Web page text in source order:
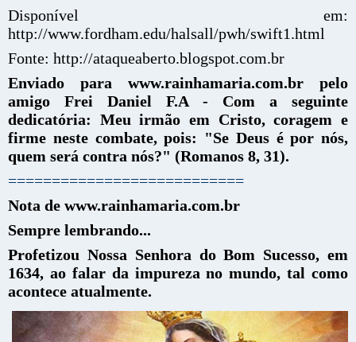
Disponível em:
http://www.fordham.edu/halsall/pwh/swift1.html
Fonte: http://ataqueaberto.blogspot.com.br
Enviado para www.rainhamaria.com.br pelo
amigo Frei Daniel F.A - Com a seguinte
dedicatória: Meu irmão em Cristo, coragem e
firme neste combate, pois: "Se Deus é por nós,
quem será contra nós?" (Romanos 8, 31).
===========================
Nota de www.rainhamaria.com.br
Sempre lembrando...
Profetizou Nossa Senhora do Bom Sucesso, em
1634, ao falar da impureza no mundo, tal como
acontece atualmente.